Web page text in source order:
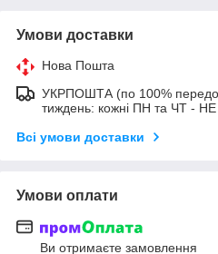
Умови доставки
Нова Пошта
УКРПОШТА (по 100%
тиждень: кожні ПН та ЧТ -
Всі умови доставки
Умови оплати
Ви отримаєте замовлення